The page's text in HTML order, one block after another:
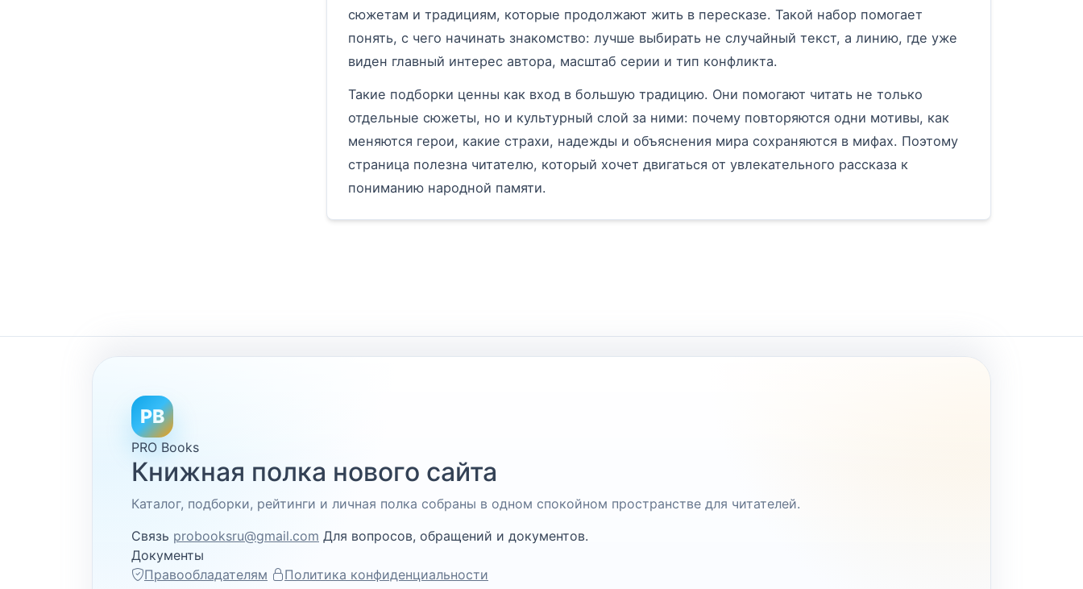
сюжетам и традициям, которые продолжают жить в пересказе. Такой набор помогает
понять, с чего начинать знакомство: лучше выбирать не случайный текст, а линию, где уже
виден главный интерес автора, масштаб серии и тип конфликта.
Такие подборки ценны как вход в большую традицию. Они помогают читать не только
отдельные сюжеты, но и культурный слой за ними: почему повторяются одни мотивы, как
меняются герои, какие страхи, надежды и объяснения мира сохраняются в мифах. Поэтому
страница полезна читателю, который хочет двигаться от увлекательного рассказа к
пониманию народной памяти.
PB
PRO Books
Книжная полка нового сайта
Каталог, подборки, рейтинги и личная полка собраны в одном спокойном пространстве для читателей.
Связь probooksru@gmail.com Для вопросов, обращений и документов.
Документы
Правообладателям
Политика конфиденциальности